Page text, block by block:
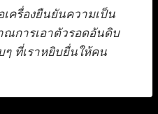
เครื่องยืนยันความเป็น
การเอาตัวรอดอันดิบ
ๆ ที่เราหยิบยื่นให้คน